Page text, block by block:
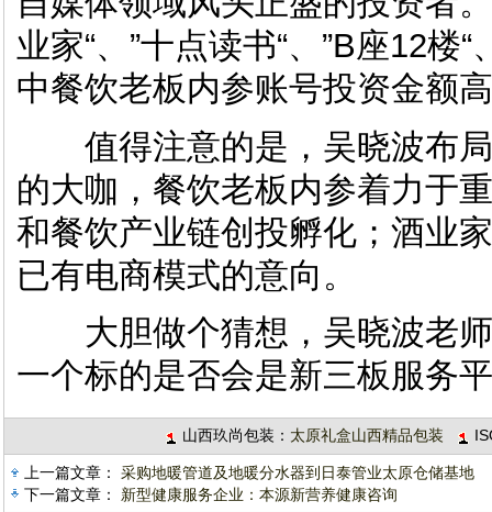
业家“、”十点读书“、”B座12楼
中餐饮老板内参账号投资金额
值得注意的是，吴晓波布局
的大咖，餐饮老板内参着力于
和餐饮产业链创投孵化；酒业
已有电商模式的意向。
大胆做个猜想，吴晓波老师
一个标的是否会是新三板服务
山西玖尚包装： 太原礼盒山西精品包装
上一篇文章： 采购地暖管道及地暖分水器到日泰管业太原仓储基地
下一篇文章： 新型健康服务企业：本源新营养健康咨询